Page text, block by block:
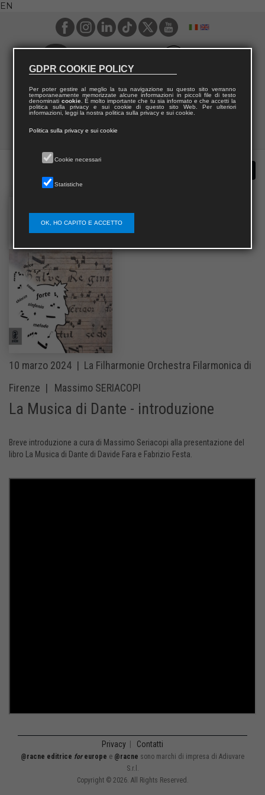
EN
10 marzo 2024 | La Filharmonie Orchestra Filarmonica di
Firenze |
Massimo SERIACOPI
La Musica di Dante - introduzione
Breve introduzione a cura di Massimo Seriacopi alla presentazione del
libro La Musica di Dante di Davide Fara e Fabrizio Festa.
Privacy Contatti
@racne editrice foreurope e @racne sono marchi di impresa di Adiuvare
S.r.l.
Copyright © 2026. All Rights Reserved.
GDPR COOKIE POLICY
Per poter gestire al meglio la tua navigazione su questo sito verranno
temporaneamente memorizzate alcune informazioni in piccoli file di testo
denominati cookie. È molto importante che tu sia informato e che accetti la
politica sulla privacy e sui cookie di questo sito Web. Per ulteriori
informazioni, leggi la nostra politica sulla privacy e sui cookie.
Politica sulla privacy e sui cookie
Cookie necessari
Statistiche
OK, HO CAPITO E ACCETTO